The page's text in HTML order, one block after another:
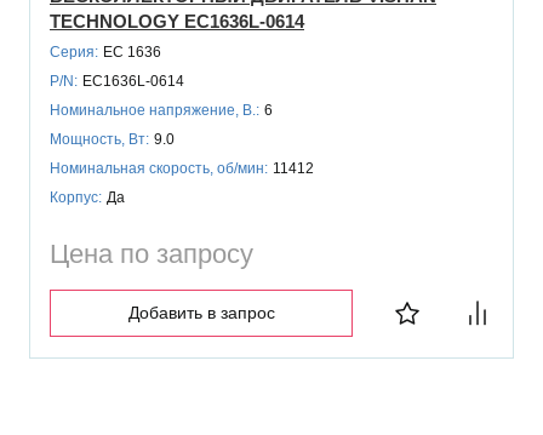
TECHNOLOGY EC1636L-0614
Серия: EC 1636
P/N: EC1636L-0614
Номинальное напряжение, В.: 6
Мощность, Вт: 9.0
Номинальная скорость, об/мин: 11412
Корпус: Да
Цена по запросу
Добавить в запрос